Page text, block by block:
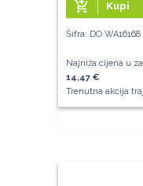
add_shopping_cart Kupi
Šifra: DO WA16168
Najniža cijena u
14,47 €
Trenutna akcija